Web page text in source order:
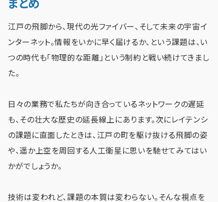
まとめ
江戸の飛脚から、現代の光ファイバー、そして未来の宇宙イ
ンターネット。情報をいかに早く届けるか、という課題は、い
つの時代も「物理的な距離」という制約と戦い続けてきまし
た。
日々の業務で私たちが向き合っているネットワークの遅延
も、その壮大な歴史の延長線上にあります。次にレイテンシ
の課題に直面したときは、江戸の町を駆け抜ける飛脚の姿
や、遥か上空を周回する人工衛星に思いを馳せてみてはい
かがでしょうか。
技術は変われど、課題の本質は変わらない。そんな視点を